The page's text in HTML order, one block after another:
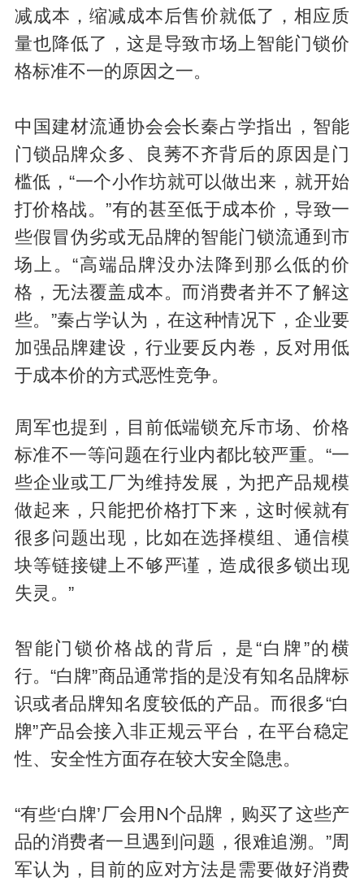
减成本，缩减成本后售价就低了，相应质
量也降低了，这是导致市场上智能门锁价
格标准不一的原因之一。
中国建材流通协会会长秦占学指出，智能
门锁品牌众多、良莠不齐背后的原因是门
槛低，“一个小作坊就可以做出来，就开始
打价格战。”有的甚至低于成本价，导致一
些假冒伪劣或无品牌的智能门锁流通到市
场上。“高端品牌没办法降到那么低的价
格，无法覆盖成本。而消费者并不了解这
些。”秦占学认为，在这种情况下，企业要
加强品牌建设，行业要反内卷，反对用低
于成本价的方式恶性竞争。
周军也提到，目前低端锁充斥市场、价格
标准不一等问题在行业内都比较严重。“一
些企业或工厂为维持发展，为把产品规模
做起来，只能把价格打下来，这时候就有
很多问题出现，比如在选择模组、通信模
块等链接键上不够严谨，造成很多锁出现
失灵。”
智能门锁价格战的背后，是“白牌”的横
行。“白牌”商品通常指的是没有知名品牌标
识或者品牌知名度较低的产品。而很多“白
牌”产品会接入非正规云平台，在平台稳定
性、安全性方面存在较大安全隐患。
“有些‘白牌’厂会用N个品牌，购买了这些产
品的消费者一旦遇到问题，很难追溯。”周
军认为，目前的应对方法是需要做好消费